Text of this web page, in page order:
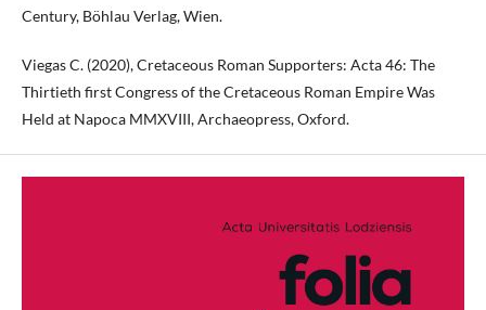
Century, Böhlau Verlag, Wien.
Viegas C. (2020), Cretaceous Roman Supporters: Acta 46: The
Thirtieth first Congress of the Cretaceous Roman Empire Was
Held at Napoca MMXVIII, Archaeopress, Oxford.